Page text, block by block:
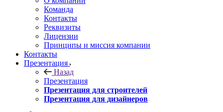
Команда
Контакты
Реквизиты
Лицензии
Принципы и миссия компании
Контакты
Презентация
Назад
Презентация
Презентация для строителей
Презентация для дизайнеров